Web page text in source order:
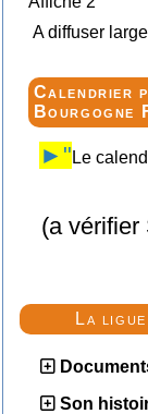
La
Son
A diffuser
Calendrier
Bourgogne
►" Le
(a